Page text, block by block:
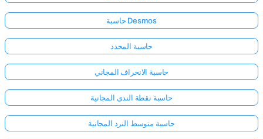
حاسبة Desmos
حاسبة المحدد
حاسبة الانحراف المجاني
حاسبة نقطة الندى المجانية
حاسبة متوسط النرد المجانية